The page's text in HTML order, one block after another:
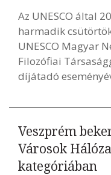
Az UNESCO által
harmadik
UNESCO Magyar
Filozófiai
díjátadó
Veszprém
Városok
kategóriában